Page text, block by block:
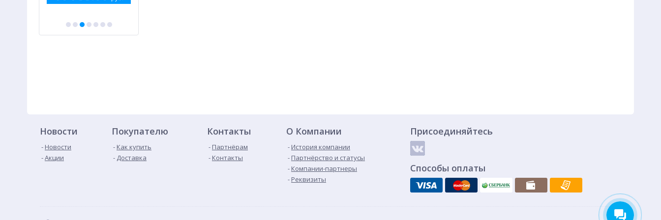
Новости
Новости
Акции
Покупателю
Как купить
Доставка
Контакты
Партнёрам
Контакты
О Компании
История компании
Партнёрство и статусы
Компании-партнеры
Реквизиты
Присоединяйтесь
Способы оплаты